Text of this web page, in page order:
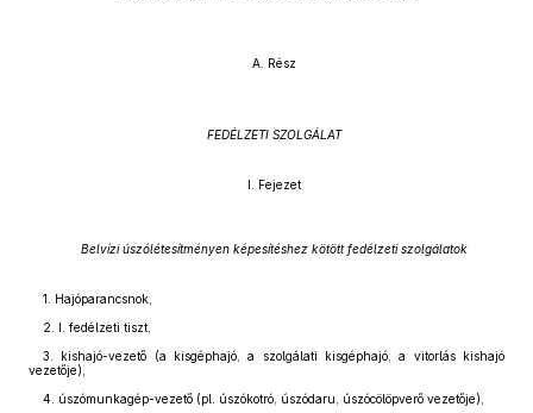
A. Rész
FEDÉLZETI SZOLGÁLAT
I. Fejezet
Belvízi úszólétesítményen képesítéshez kötött fedélzeti szolgálatok
1. Hajóparancsnok,
2. I. fedélzeti tiszt,
3. kishajó-vezető (a kisgéphajó, a szolgálati kisgéphajó, a vitorlás kishajó
vezetője),
4. úszómunkagép-vezető (pl. úszókotró, úszódaru, úszócölöpverő vezetője),